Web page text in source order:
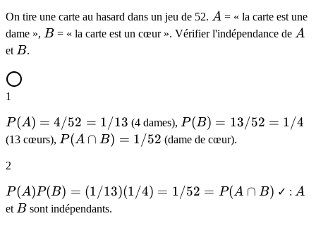
On tire une carte au hasard dans un jeu de 52. A
A = « la carte est une
dame », B
B= « la carte est un cœur ». Vérifier l'indépendance de A
A
et B
B.
1
P(A)
=
=
1/13
P(A) = 4/52 = 1/13 (4 dames), P(B)
=
P(B) = 13/52 = 1/4
(13 cœurs), P(A\cap
P(A ∩ B) = 1/52 (dame de cœur).
2
P(A)P(B)
= (1/13)
P(A)P(B) = (1/13)(1/4) = 1/52 = P(A ∩ B) ✓ : A
A
et B
Bsont indépendants.